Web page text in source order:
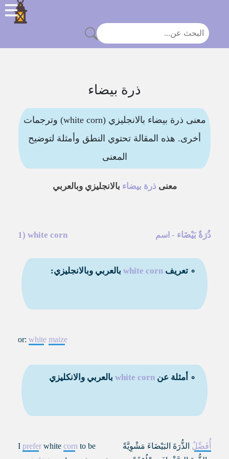
ذرة بيضاء
معنى ذرة بيضاء بالانجليزي (white corn) وترجمات
أخرى. هذه المقالة تحتوي النطق وأمثلة لتوضيح
المعنى
معنى ذرة بيضاء بالانجليزي وبالعربي
ذُرَةٌ بَيْضَاء - اسم 1) white corn
∘ تعريفwhite corn بالعربي وبالانجليزي:
or: white maize
∘ أمثلة عنwhite corn بالعربي والانكليزي
أُفَضِّلُ الذُّرَةَ البَيْضَاءَ مَشْوِيَّةً
I prefer white corn to be